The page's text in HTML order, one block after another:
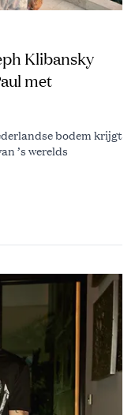
Klibansky
met
bodem krijgt
’s werelds